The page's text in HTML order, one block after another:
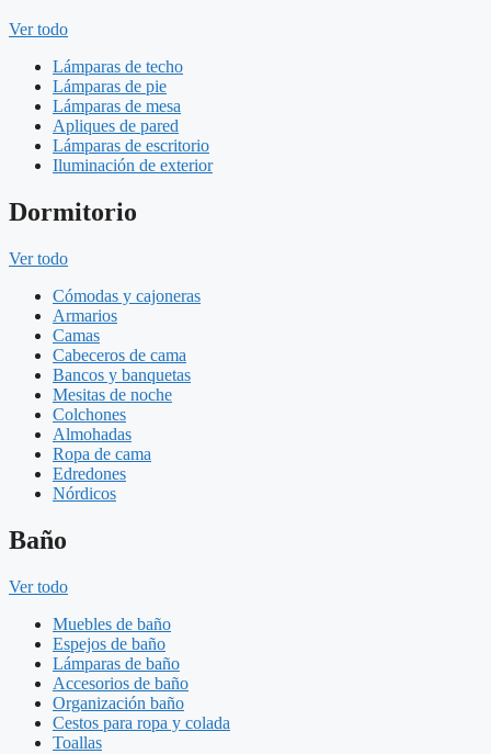
Ver todo
Lámparas de techo
Lámparas de pie
Lámparas de mesa
Apliques de pared
Lámparas de escritorio
Iluminación de exterior
Dormitorio
Ver todo
Cómodas y cajoneras
Armarios
Camas
Cabeceros de cama
Bancos y banquetas
Mesitas de noche
Colchones
Almohadas
Ropa de cama
Edredones
Nórdicos
Baño
Ver todo
Muebles de baño
Espejos de baño
Lámparas de baño
Accesorios de baño
Organización baño
Cestos para ropa y colada
Toallas